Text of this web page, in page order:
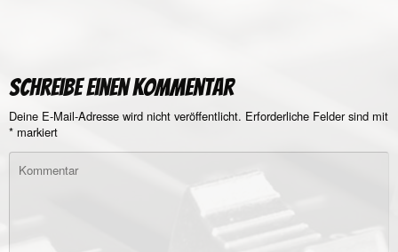
Schreibe einen Kommentar
Deine E-Mail-Adresse wird nicht veröffentlicht. Erforderliche Felder sind mit
* markiert